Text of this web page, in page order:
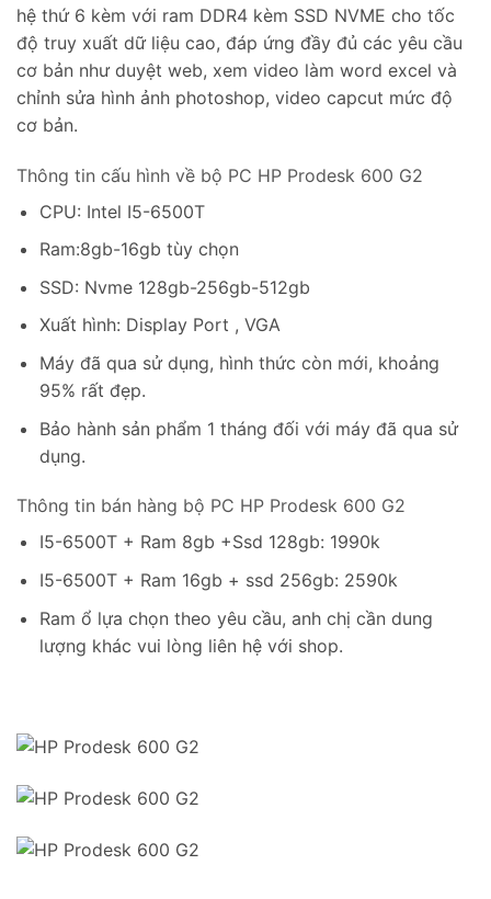
hệ thứ 6 kèm với ram DDR4 kèm SSD NVME cho tốc
độ truy xuất dữ liệu cao, đáp ứng đầy đủ các yêu cầu
cơ bản như duyệt web, xem video làm word excel và
chỉnh sửa hình ảnh photoshop, video capcut mức độ
cơ bản.
Thông tin cấu hình về bộ PC HP Prodesk 600 G2
CPU: Intel I5-6500T
Ram:8gb-16gb tùy chọn
SSD: Nvme 128gb-256gb-512gb
Xuất hình: Display Port , VGA
Máy đã qua sử dụng, hình thức còn mới, khoảng
95% rất đẹp.
Bảo hành sản phẩm 1 tháng đối với máy đã qua sử
dụng.
Thông tin bán hàng bộ PC HP Prodesk 600 G2
I5-6500T + Ram 8gb +Ssd 128gb: 1990k
I5-6500T + Ram 16gb + ssd 256gb: 2590k
Ram ổ lựa chọn theo yêu cầu, anh chị cần dung
lượng khác vui lòng liên hệ với shop.